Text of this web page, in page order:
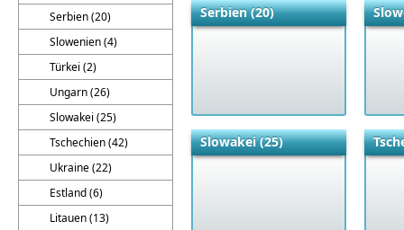
Serbien (20)
Slowenien (4)
Türkei (2)
Ungarn (26)
Slowakei (25)
Tschechien (42)
Ukraine (22)
Estland (6)
Litauen (13)
Serbien (20)
Slowakei (25)